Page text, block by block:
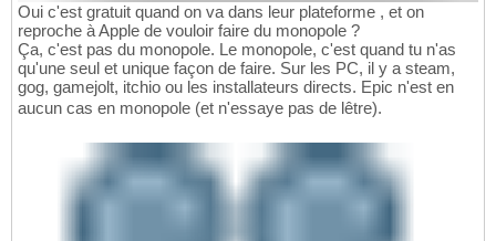
Oui c'est gratuit quand on va dans leur plateforme , et on
reproche à Apple de vouloir faire du monopole ?
Ça, c'est pas du monopole. Le monopole, c'est quand tu n'as
qu'une seul et unique façon de faire. Sur les PC, il y a steam,
gog, gamejolt, itchio ou les installateurs directs. Epic n'est en
aucun cas en monopole (et n'essaye pas de lêtre).